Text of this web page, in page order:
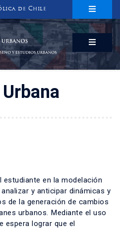
de Chile
URBANOS
DISEÑO Y ESTUDIOS URBANOS
en la modelación
y anticipar dinámicas y
de la generación de cambios
urbanos. Mediante el uso
espera lograr que el